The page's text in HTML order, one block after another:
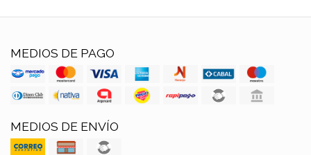
MEDIOS DE PAGO
MEDIOS DE ENVÍO